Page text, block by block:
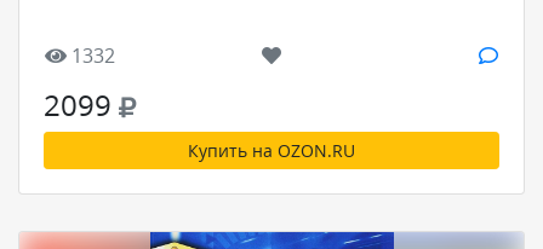
1332
2099
Купить на OZON.RU